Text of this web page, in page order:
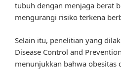
tubuh dengan menjaga berat
mengurangi risiko terkena
Selain itu, penelitian yang
Disease Control and
menunjukkan bahwa obesitas